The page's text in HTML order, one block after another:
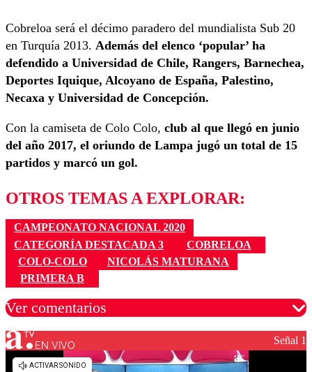
Cobreloa será el décimo paradero del mundialista Sub 20
en Turquía 2013. Además del elenco ‘popular’ ha
defendido a Universidad de Chile, Rangers, Barnechea,
Deportes Iquique, Alcoyano de España, Palestino,
Necaxa y Universidad de Concepción.
Con la camiseta de Colo Colo, club al que llegó en junio
del año 2017, el oriundo de Lampa jugó un total de 15
partidos y marcó un gol.
OTROS TEMAS A EXPLORAR:
CAMPEONATO NACIONAL 2020
CATEGORÍA DESTACADA 3
COBRELOA
COLO-COLO
NICOLÁS MATURANA
PRIMERA B
Ver comentarios
Los comentarios son moderados para garantizar un
diálogo respetuoso.
EN VIVO Señal 1